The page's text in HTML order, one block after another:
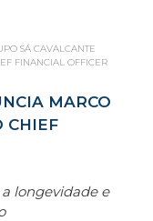
SÁ CAVALCANTE
FINANCIAL OFFICER
MARCO
CHIEF
longevidade e